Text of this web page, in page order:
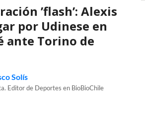
’flash’: Alexis
por Udinese en
ante Torino de
Solís
Editor de Deportes en BioBioChile